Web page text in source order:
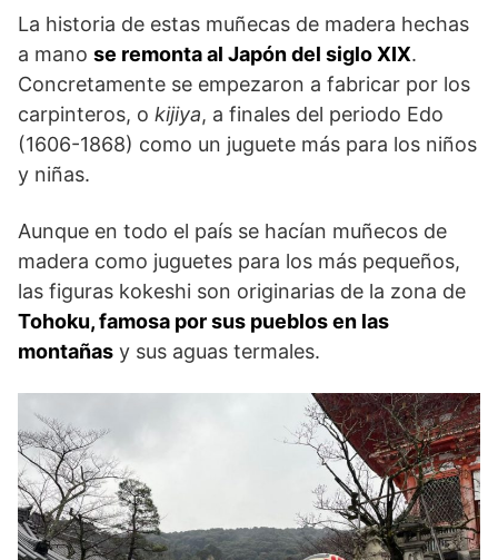
La historia de estas muñecas de madera hechas
a mano se remonta al Japón del siglo XIX.
Concretamente se empezaron a fabricar por los
carpinteros, o kijiya, a finales del periodo Edo
(1606-1868) como un juguete más para los niños
y niñas.
Aunque en todo el país se hacían muñecos de
madera como juguetes para los más pequeños,
las figuras kokeshi son originarias de la zona de
Tohoku, famosa por sus pueblos en las
montañas y sus aguas termales.